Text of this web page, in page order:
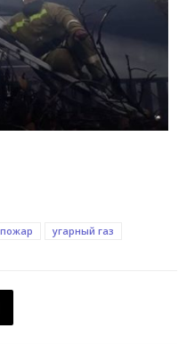
пожар угарный газ